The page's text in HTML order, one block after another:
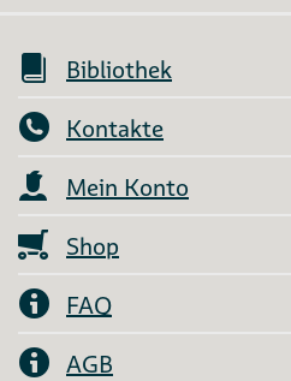
Bibliothek
Kontakte
Mein Konto
Shop
FAQ
AGB